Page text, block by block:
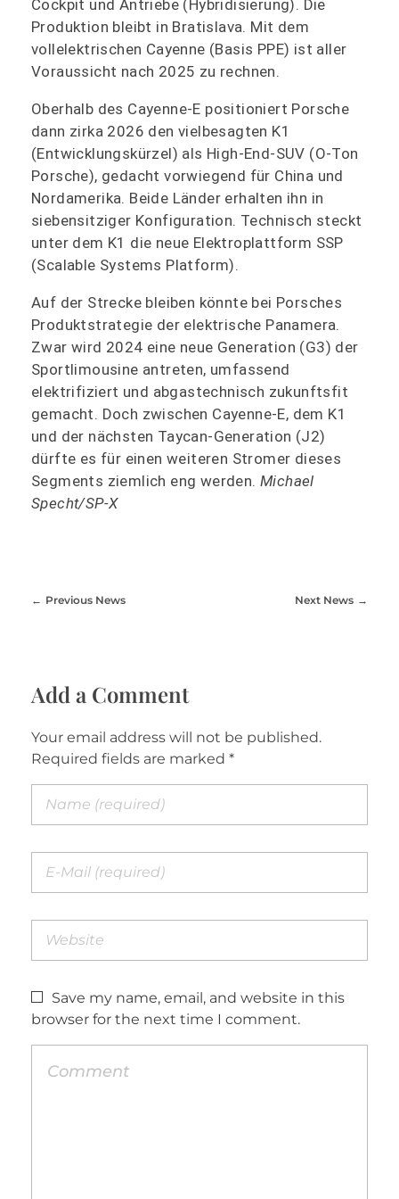
Cockpit und Antriebe (Hybridisierung). Die
Produktion bleibt in Bratislava. Mit dem
vollelektrischen Cayenne (Basis PPE) ist aller
Voraussicht nach 2025 zu rechnen.
Oberhalb des Cayenne-E positioniert Porsche
dann zirka 2026 den vielbesagten K1
(Entwicklungskürzel) als High-End-SUV (O-Ton
Porsche), gedacht vorwiegend für China und
Nordamerika. Beide Länder erhalten ihn in
siebensitziger Konfiguration. Technisch steckt
unter dem K1 die neue Elektroplattform SSP
(Scalable Systems Platform).
Auf der Strecke bleiben könnte bei Porsches
Produktstrategie der elektrische Panamera.
Zwar wird 2024 eine neue Generation (G3) der
Sportlimousine antreten, umfassend
elektrifiziert und abgastechnisch zukunftsfit
gemacht. Doch zwischen Cayenne-E, dem K1
und der nächsten Taycan-Generation (J2)
dürfte es für einen weiteren Stromer dieses
Segments ziemlich eng werden. Michael
Specht/SP-X
Previous News Next News
Add a Comment
Your email address will not be published.
Required fields are marked *
Save my name, email, and website in this
browser for the next time I comment.